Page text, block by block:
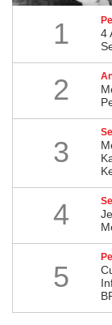
1
4
2
3
4
5